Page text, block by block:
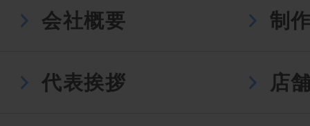
会社概要 制
代表挨拶 店